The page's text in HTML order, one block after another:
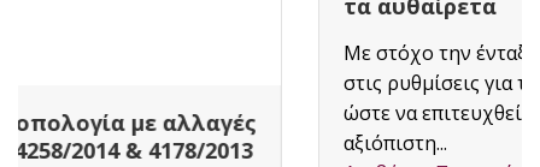
Οι αλλαγές που φέρνει ο νέος νόμος για
τα αυθαίρετα